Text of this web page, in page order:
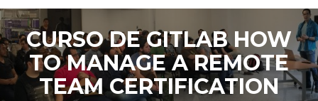
CURSO DE GITLAB HOW
TO MANAGE A REMOTE
TEAM CERTIFICATION